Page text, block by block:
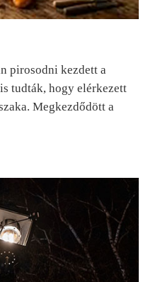
pirosodni kezdett a
tudták, hogy elérkezett
Megkezdődött a